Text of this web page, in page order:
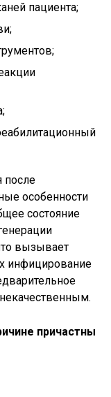
пациента;
после
особенности
состояние
вызывает
инфицирование
причастны